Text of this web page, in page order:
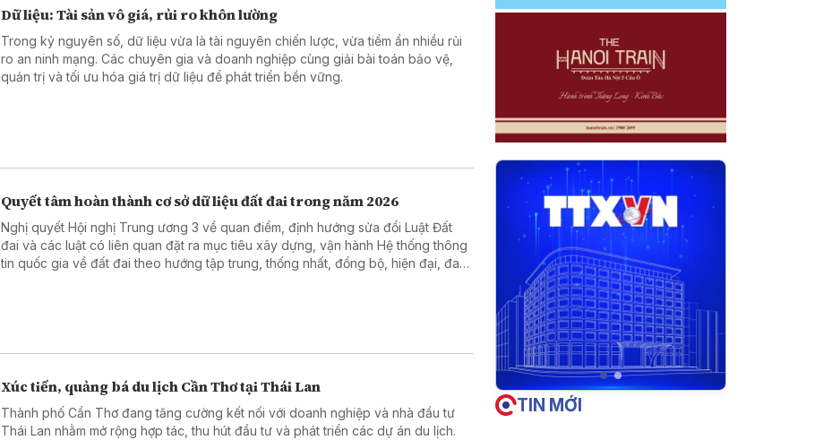
Dữ liệu: Tài sản vô giá, rủi ro khôn lường
Trong kỷ nguyên số, dữ liệu vừa là tài nguyên chiến lược, vừa tiềm ẩn nhiều rủi
ro an ninh mạng. Các chuyên gia và doanh nghiệp cùng giải bài toán bảo vệ,
quản trị và tối ưu hóa giá trị dữ liệu để phát triển bền vững.
Quyết tâm hoàn thành cơ sở dữ liệu đất đai trong năm 2026
Nghị quyết Hội nghị Trung ương 3 về quan điểm, định hướng sửa đổi Luật Đất
đai và các luật có liên quan đặt ra mục tiêu xây dựng, vận hành Hệ thống thông
tin quốc gia về đất đai theo hướng tập trung, thống nhất, đồng bộ, hiện đại, đa
Quyết tâm hoàn thành cơ sở dữ liệu đất đai trong năm 2026 đang được các địa
Xúc tiến, quảng bá du lịch Cần Thơ tại Thái Lan
Thành phố Cần Thơ đang tăng cường kết nối với doanh nghiệp và nhà đầu tư
Thái Lan nhằm mở rộng hợp tác, thu hút đầu tư và phát triển các dự án du lịch.
TIN MỚI